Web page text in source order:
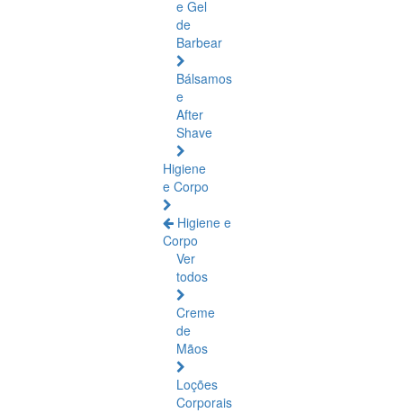
e Gel
de
Barbear
Bálsamos
e
After
Shave
Higiene
e Corpo
Higiene e
Corpo
Ver
todos
Creme
de
Mãos
Loções
Corporais